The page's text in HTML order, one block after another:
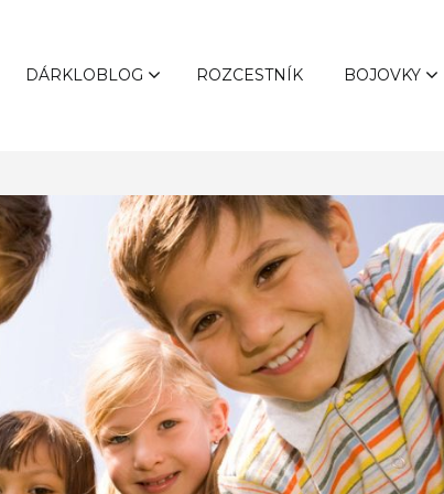
DÁRKLOBLOG ROZCESTNÍK BOJOVKY